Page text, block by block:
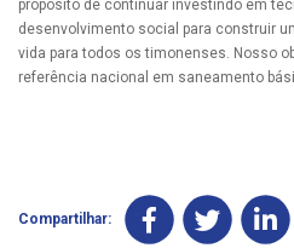
propósito de continuar investindo em
desenvolvimento social para construir
vida para todos os timonenses. Nosso
referência nacional em saneamento
Compartilhar: